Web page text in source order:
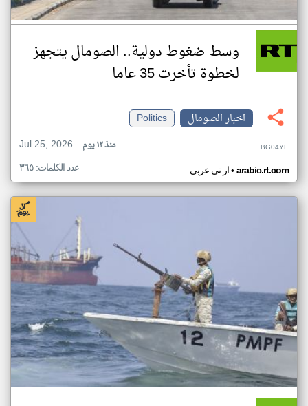
وسط ضغوط دولية.. الصومال يتجهز
لخطوة تأخرت 35 عاما
اخبار الصومال
Politics
Jul 25, 2026
منذ ١٢ يوم BG04YE
ار تي عربي• arabic.rt.com عدد الكلمات: ٣٦٥